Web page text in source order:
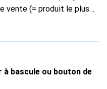
vente (= produit le plus
teufel-3sixty-fm-
radio-13949839est
dans Type de produit
bas, vous trouverez cette radio :
pure-elan-one-fm-
à bascule ou bouton de